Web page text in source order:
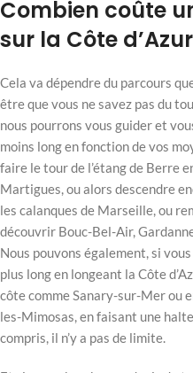
Combien coûte
sur la Côte
Cela va dépendre du parcours
être que vous ne savez pas du
nous pourrons vous guider et
moins long en fonction de vos
faire le tour de l’étang de Berre
Martigues, ou alors descendre
les calanques de Marseille, ou
découvrir Bouc-Bel-Air,
Nous pouvons également, si
plus long en longeant la Côte
côte comme Sanary-sur-Mer ou
les-Mimosas, en faisant une
compris, il n’y a pas de limite.